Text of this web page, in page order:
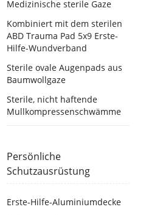
Medizinische sterile Gaze
Kombiniert mit dem sterilen
ABD Trauma Pad 5x9 Erste-
Hilfe-Wundverband
Sterile ovale Augenpads aus
Baumwollgaze
Sterile, nicht haftende
Mullkompressenschwämme
Persönliche
Schutzausrüstung
Erste-Hilfe-Aluminiumdecke